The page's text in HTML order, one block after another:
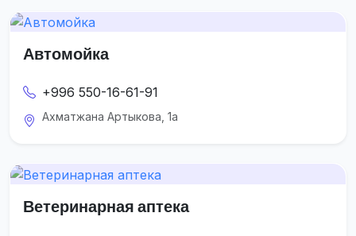
Автомойка
+996 550-16-61-91
Ахматжана Артыкова, 1а
Ветеринарная аптека